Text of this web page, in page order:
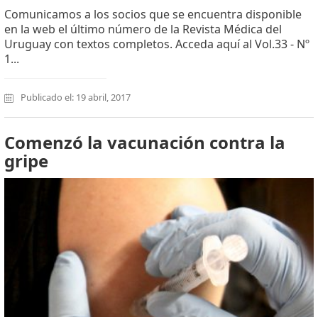
Comunicamos a los socios que se encuentra disponible
en la web el último número de la Revista Médica del
Uruguay con textos completos. Acceda aquí al Vol.33 - Nº
1...
Publicado el: 19 abril, 2017
Comenzó la vacunación contra la
gripe